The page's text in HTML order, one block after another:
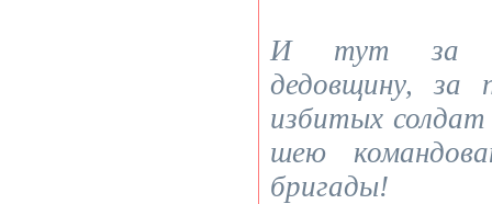
И тут за
дедовщину, за
избитых
шею
бригады!